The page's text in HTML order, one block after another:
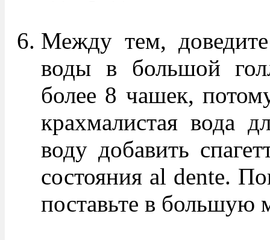
Между тем,
воды в большой
более 8 чашек,
крахмалистая вода
воду добавить
состояния al dente.
поставьте в большую